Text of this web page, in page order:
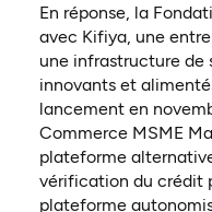
En réponse, la
avec Kifiya, une
une infrastructure de
innovants et
lancement en
Commerce MSME
plateforme
vérification du crédit
plateforme